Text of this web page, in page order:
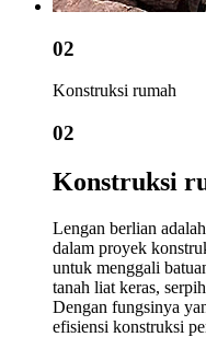
02
Konstruksi rumah
02
Konstruksi
Lengan berlian
dalam proyek
untuk menggali
tanah liat keras,
Dengan fungsinya
efisiensi konstruksi